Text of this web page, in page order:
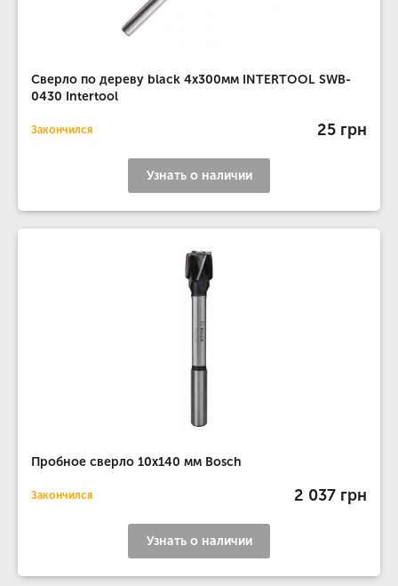
Сверло по дереву black 4x300мм INTERTOOL SWB-
0430 Intertool
Закончился 25 грн
Узнать о наличии
Пробное сверло 10x140 мм Bosch
Закончился 2 037 грн
Узнать о наличии